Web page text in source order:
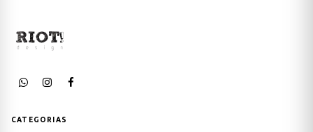
CATEGORIAS